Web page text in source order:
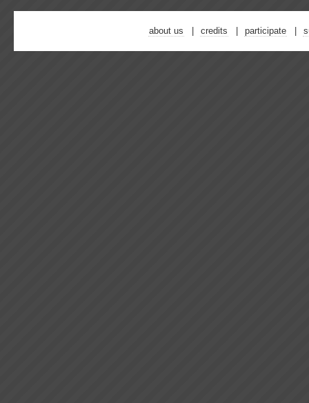
about us credits participate